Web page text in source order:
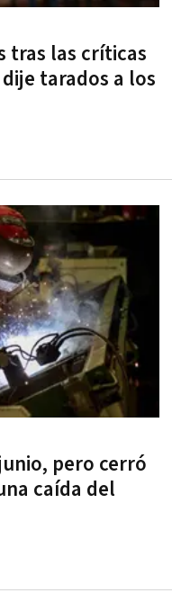
tras las críticas
tarados a los
pero cerró
caída del